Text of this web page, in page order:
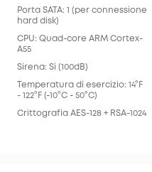
Porta SATA: 1 (per connessione
hard disk)
CPU: Quad-core ARM Cortex-
A55
Sirena: Sì (100dB)
Temperatura di esercizio: 14°F
- 122°F (-10°C - 50°C)
Crittografia AES-128 + RSA-1024